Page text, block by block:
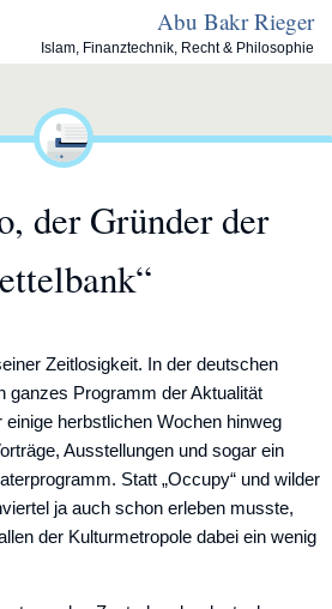
Abu Bakr Rieger
Islam, Finanztechnik, Recht & Philosophie
der Gründer der
Zeitlosigkeit. In der deutschen
ganzes Programm der Aktualität
einige herbstlichen Wochen hinweg
Ausstellungen und sogar ein
Statt „Occupy“ und wilder
ja auch schon erleben musste,
der Kulturmetropole dabei ein wenig